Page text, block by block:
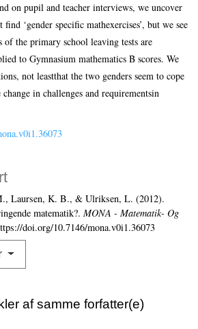
Laursen, K. B., & Ulriksen, L. (2012).
matematik?. MONA - Matematik- Og
doi.org/10.7146/mona.v0i1.36073
on pupil and teacher interviews, we uncover
‘gender specific mathexercises’, but we see
of the primary school leaving tests are
to Gymnasium mathematics B scores. We
not leastthat the two genders seem to cope
in challenges and requirementsin
af samme forfatter(e)